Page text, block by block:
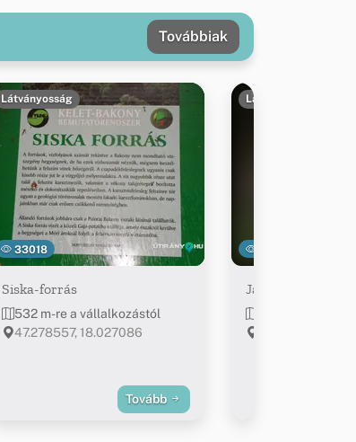
Továbbiak
33018
Látványosság
Siska-forrás
532 m-re a vállalkozástól
47.278557, 18.027086
Tovább
Látványosság
Jásdi Pincék